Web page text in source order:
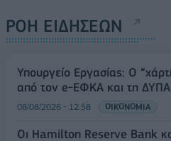
ΡΟΗ ΕΙΔΗΣΕΩΝ
Υπουργείο Εργασίας: Ο
από τον e-ΕΦΚΑ και τη
08/08/2026 - 12:58 ΟΙΚΟΝΟΜΙΑ
Οι Hamilton Reserve Bank